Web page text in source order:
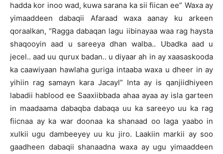
hadda kor inoo wad, kuwa sarana ka sii fiican ee” Waxa ay
yimaaddeen dabaqii Afaraad waxa aanay ku arkeen
qoraalkan, “Ragga dabaqan lagu iibinayaa waa rag haysta
shaqooyin aad u sareeya dhan walba.. Ubadka aad u
jecel.. aad uu qurux badan.. u diyaar ah in ay xaasaskooda
ka caawiyaan hawlaha guriga intaaba waxa u dheer in ay
yihiin rag samayn kara Jacayl” Inta ay is qanjiidhiyeen
labadii hablood ee Saaxiibbada ahaa ayaa ay isla garteen
in maadaama dabaqba dabaqa uu ka sareeyo uu ka rag
fiicnaa ay ka war doonaa ka shanaad oo laga yaabo in
xulkii ugu dambeeyey uu ku jiro. Laakiin markii ay soo
gaadheen dabaqii shanaadna waxa ay ugu yimaaddeen